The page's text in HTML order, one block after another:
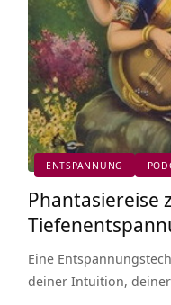
ENTSPANNUNG
Phantasiereise
Eine
deiner Intuition,